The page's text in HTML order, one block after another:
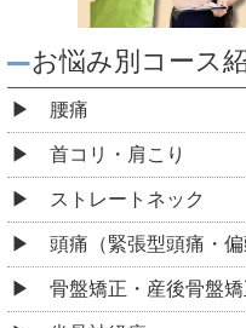
お悩み別コース
腰痛
首コリ・肩こり
ストレートネック
頭痛（緊張型頭痛・偏
骨盤矯正・産後骨盤矯